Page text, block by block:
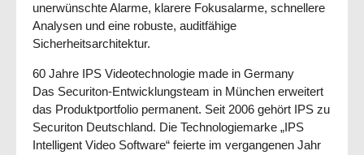
unerwünschte Alarme, klarere Fokusalarme, schnellere
Analysen und eine robuste, auditfähige
Sicherheitsarchitektur.
60 Jahre IPS Videotechnologie made in Germany
Das Securiton-Entwicklungsteam in München erweitert
das Produktportfolio permanent. Seit 2006 gehört IPS zu
Securiton Deutschland. Die Technologiemarke „IPS
Intelligent Video Software“ feierte im vergangenen Jahr